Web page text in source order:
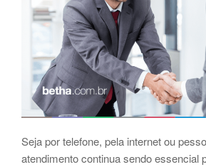
Seja por telefone, pela internet ou
atendimento continua sendo essencial